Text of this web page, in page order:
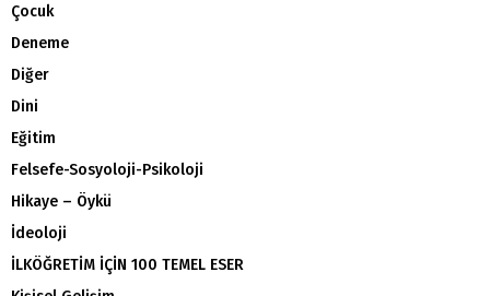
Çocuk
Deneme
Diğer
Dini
Eğitim
Felsefe-Sosyoloji-Psikoloji
Hikaye – Öykü
İdeoloji
İLKÖĞRETİM İÇİN 100 TEMEL ESER